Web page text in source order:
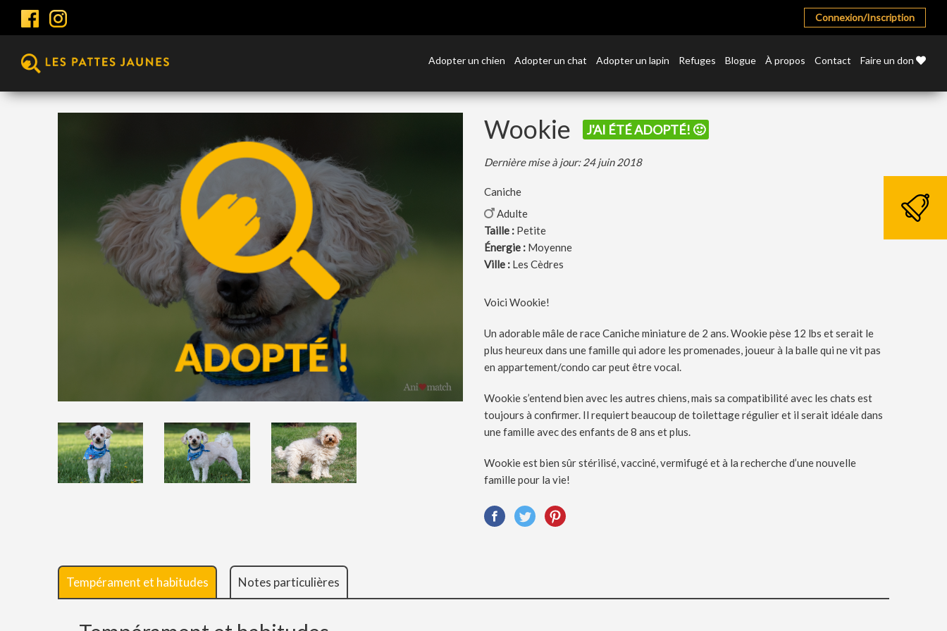
Connexion/Inscription
Adopter un chien Adopter un chat Adopter un lapin Refuges Blogue À propos Contact Faire un don
Wookie J'AI ÉTÉ ADOPTÉ! 🙂
Dernière mise à jour: 24 juin 2018
Caniche
Adulte
Taille : Petite
Énergie : Moyenne
Ville : Les Cèdres
Voici Wookie!
Un adorable mâle de race Caniche miniature de 2 ans. Wookie pèse 12 lbs et serait le
plus heureux dans une famille qui adore les promenades, joueur à la balle qui ne vit pas
en appartement/condo car peut être vocal.
Wookie s’entend bien avec les autres chiens, mais sa compatibilité avec les chats est
toujours à confirmer. Il requiert beaucoup de toilettage régulier et il serait idéale dans
une famille avec des enfants de 8 ans et plus.
Wookie est bien sûr stérilisé, vacciné, vermifugé et à la recherche d’une nouvelle
famille pour la vie!
Tempérament et habitudes Notes particulières